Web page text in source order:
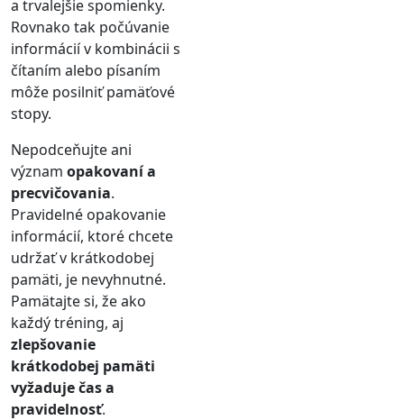
a trvalejšie spomienky.
Rovnako tak počúvanie
informácií v kombinácii s
čítaním alebo písaním
môže posilniť pamäťové
stopy.
Nepodceňujte ani
význam opakovaní a
precvičovania.
Pravidelné opakovanie
informácií, ktoré chcete
udržať v krátkodobej
pamäti, je nevyhnutné.
Pamätajte si, že ako
každý tréning, aj
zlepšovanie
krátkodobej pamäti
vyžaduje čas a
pravidelnosť.